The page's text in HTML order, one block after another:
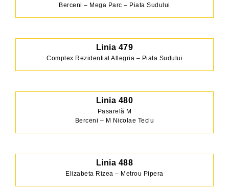
Berceni – Mega Parc – Piata Sudului
Linia 479
Complex Rezidential Allegria – Piata Sudului
Linia 480
Pasarelă M
Berceni – M Nicolae Teclu
Linia 488
Elizabeta Rizea – Metrou Pipera